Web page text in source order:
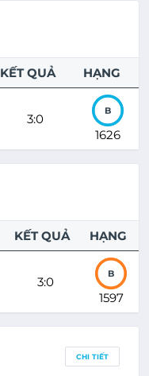
KẾT QUẢ HẠNG
3:0
B
1626
KẾT QUẢ HẠNG
3:0
B
1597
CHI TIẾT